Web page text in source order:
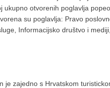
otvorenih poglavlja
su poglavlja: Pravo
Informacijsko društvo i
je zajedno s Hrvatskom